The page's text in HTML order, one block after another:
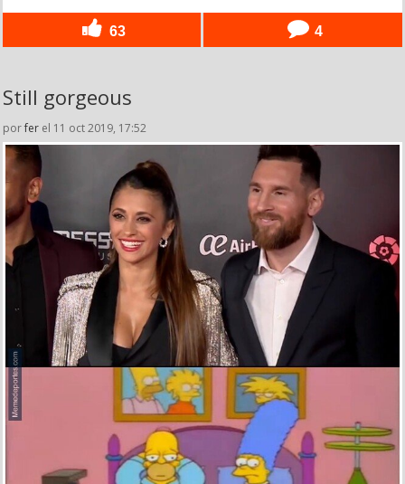
63 4
Still gorgeous
porfer el 11 oct 2019, 17:52